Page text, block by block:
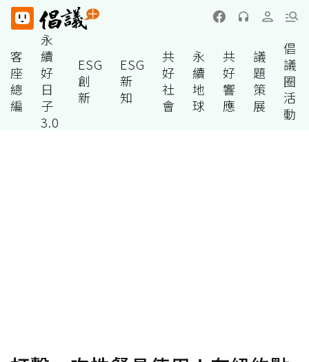
客
座
總
編
永
續
好
日
子
3.0
ESG
創
新
ESG
新
知
共
好
社
會
永
續
地
球
共
好
響
應
議
題
策
展
倡
議
圈
活
動